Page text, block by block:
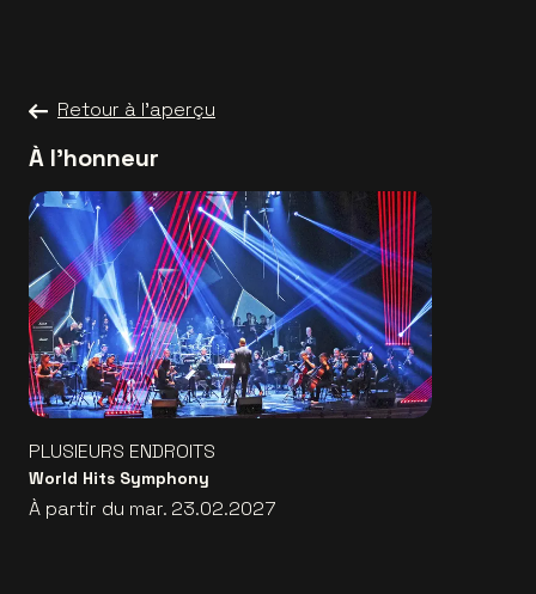
Retour à l'aperçu
À l'honneur
PLUSIEURS ENDROITS
World Hits Symphony
À partir du mar. 23.02.2027